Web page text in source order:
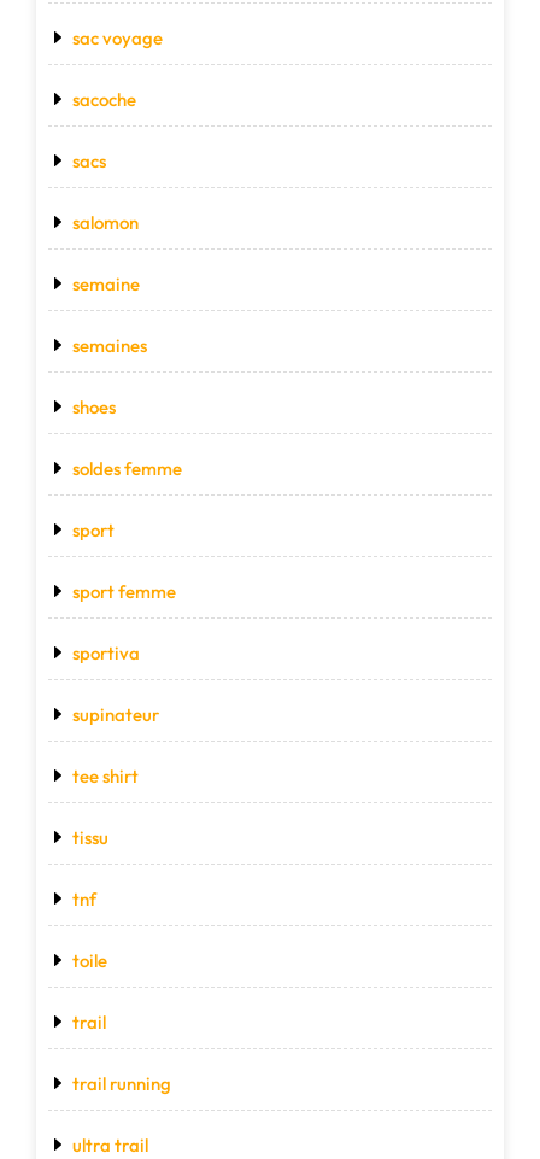
sac voyage
sacoche
sacs
salomon
semaine
semaines
shoes
soldes femme
sport
sport femme
sportiva
supinateur
tee shirt
tissu
tnf
toile
trail
trail running
ultra trail